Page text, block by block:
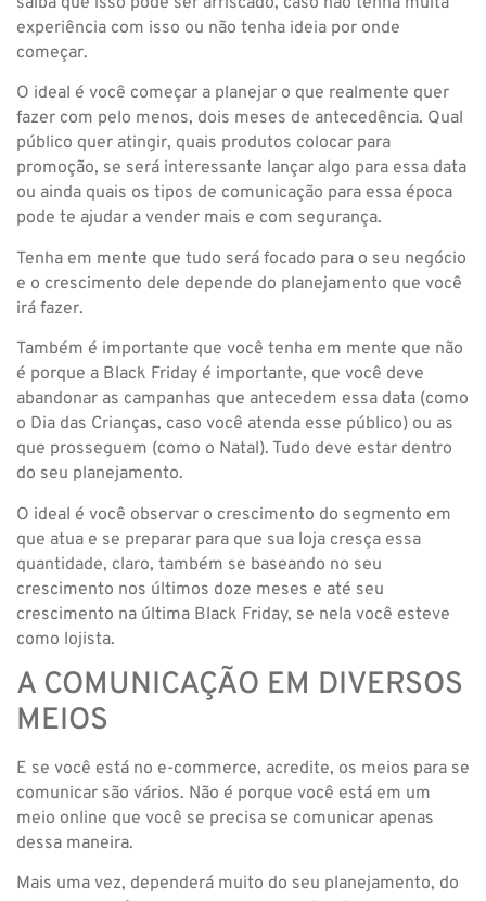
experiência com isso ou não tenha ideia por onde
começar.
O ideal é você começar a planejar o que realmente quer
fazer com pelo menos, dois meses de antecedência. Qual
público quer atingir, quais produtos colocar para
promoção, se será interessante lançar algo para essa data
ou ainda quais os tipos de comunicação para essa época
pode te ajudar a vender mais e com segurança.
Tenha em mente que tudo será focado para o seu negócio
e o crescimento dele depende do planejamento que você
irá fazer.
Também é importante que você tenha em mente que não
é porque a Black Friday é importante, que você deve
abandonar as campanhas que antecedem essa data (como
o Dia das Crianças, caso você atenda esse público) ou as
que prosseguem (como o Natal). Tudo deve estar dentro
do seu planejamento.
O ideal é você observar o crescimento do segmento em
que atua e se preparar para que sua loja cresça essa
quantidade, claro, também se baseando no seu
crescimento nos últimos doze meses e até seu
crescimento na última Black Friday, se nela você esteve
como lojista.
A COMUNICAÇÃO EM DIVERSOS
MEIOS
E se você está no e-commerce, acredite, os meios para se
comunicar são vários. Não é porque você está em um
meio online que você se precisa se comunicar apenas
dessa maneira.
Mais uma vez, dependerá muito do seu planejamento, do